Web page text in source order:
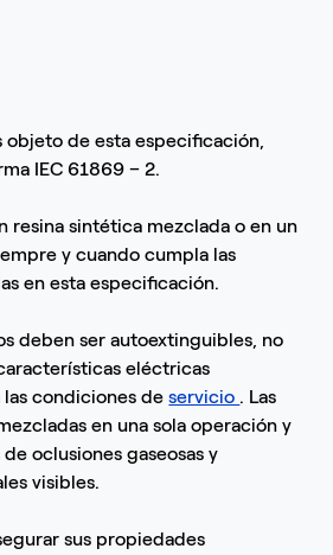
objeto de esta especificación,
IEC 61869 – 2.
resina sintética mezclada o en un
y cuando cumpla las
en esta especificación.
deben ser autoextinguibles, no
eléctricas
condiciones deservicio . Las
en una sola operación y
oclusiones gaseosas y
visibles.
sus propiedades